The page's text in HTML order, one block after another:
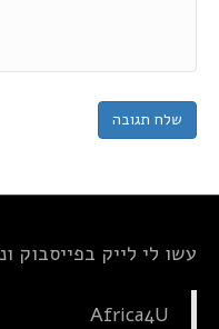
עשו לי לייק בפייסבוק
Africa4U